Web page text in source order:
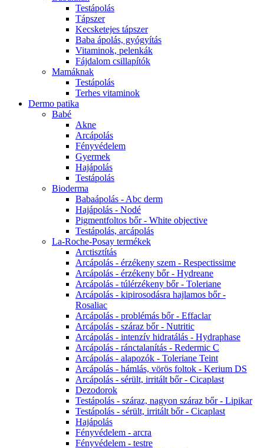
Testápolás
Tápszer
Kecsketejes tápszer
Baba ápolás, gyógyítás
Vitaminok, pelenkák
Fájdalom csillapítók
Mamáknak
Testápolás
Terhes vitaminok
Dermo patika
Babé
Akne
Arcápolás
Fényvédelem
Gyermek
Hajápolás
Testápolás
Bioderma
Babaápolás - Abc derm
Hajápolás - Nodé
Pigmentfoltos bőr - White objective
Testápolás, arcápolás
La-Roche-Posay termékek
Arctisztítás
Arcápolás - érzékeny szem - Respectissime
Arcápolás - érzékeny bőr - Hydreane
Arcápolás - túlérzékeny bőr - Toleriane
Arcápolás - kipirosodásra hajlamos bőr -
Rosaliac
Arcápolás - problémás bőr - Effaclar
Arcápolás - száraz bőr - Nutritic
Arcápolás - intenzív hidratálás - Hydraphase
Arcápolás - ránctalanítás - Redermic C
Arcápolás - alapozók - Toleriane Teint
Arcápolás - hámlás, vörös foltok - Kerium DS
Arcápolás - sérült, irritált bőr - Cicaplast
Dezodorok
Testápolás - száraz, nagyon száraz bőr - Lipikar
Testápolás - sérült, irritált bőr - Cicaplast
Hajápolás
Fényvédelem - arcra
Fényvédelem - testre